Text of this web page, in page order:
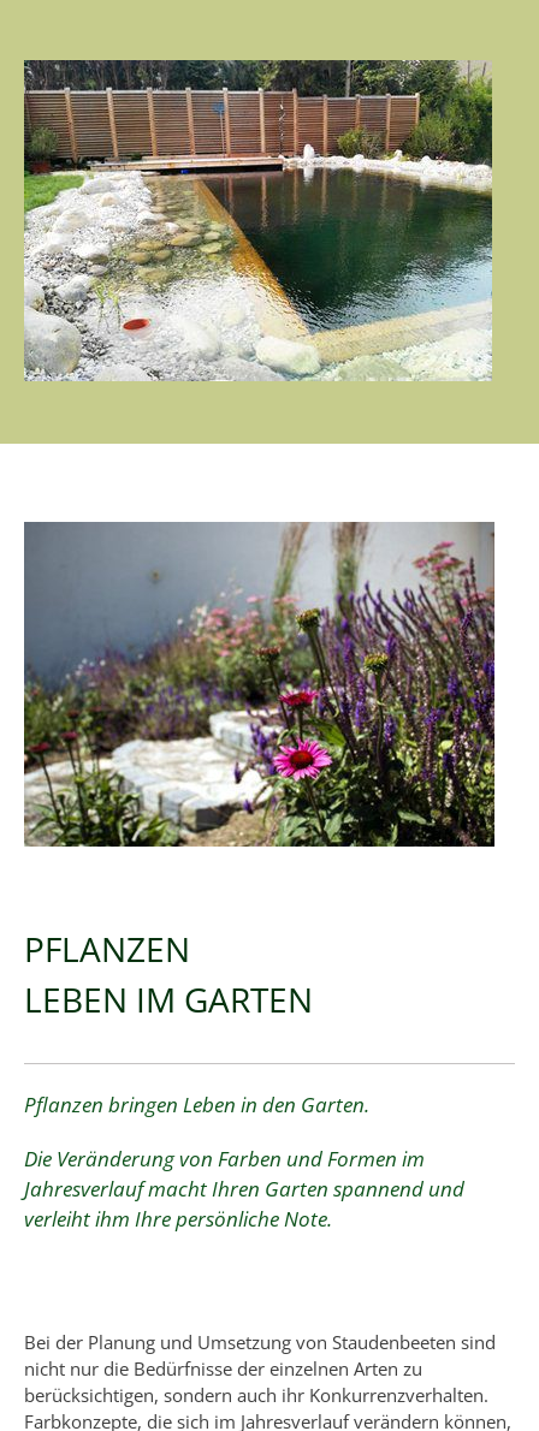
PFLANZEN
LEBEN IM GARTEN
Pflanzen bringen Leben in den Garten.
Die Veränderung von Farben und Formen im
Jahresverlauf macht Ihren Garten spannend und
verleiht ihm Ihre persönliche Note.
Bei der Planung und Umsetzung von Staudenbeeten sind
nicht nur die Bedürfnisse der einzelnen Arten zu
berücksichtigen, sondern auch ihr Konkurrenzverhalten.
Farbkonzepte, die sich im Jahresverlauf verändern können,